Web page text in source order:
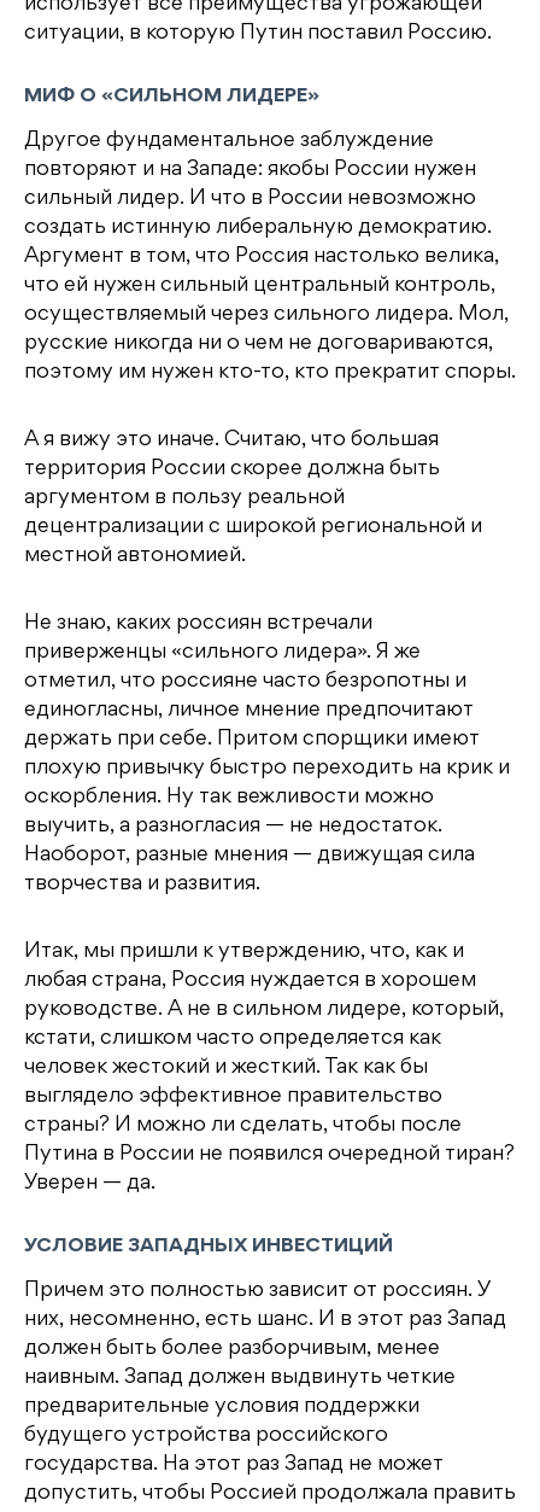
использует все преимущества угрожающей
ситуации, в которую Путин поставил Россию.
МИФ О «СИЛЬНОМ ЛИДЕРЕ»
Другое фундаментальное заблуждение
повторяют и на Западе: якобы России нужен
сильный лидер. И что в России невозможно
создать истинную либеральную демократию.
Аргумент в том, что Россия настолько велика,
что ей нужен сильный центральный контроль,
осуществляемый через сильного лидера. Мол,
русские никогда ни о чем не договариваются,
поэтому им нужен кто-то, кто прекратит споры.
А я вижу это иначе. Считаю, что большая
территория России скорее должна быть
аргументом в пользу реальной
децентрализации с широкой региональной и
местной автономией.
Не знаю, каких россиян встречали
приверженцы «сильного лидера». Я же
отметил, что россияне часто безропотны и
единогласны, личное мнение предпочитают
держать при себе. Притом спорщики имеют
плохую привычку быстро переходить на крик и
оскорбления. Ну так вежливости можно
выучить, а разногласия — не недостаток.
Наоборот, разные мнения — движущая сила
творчества и развития.
Итак, мы пришли к утверждению, что, как и
любая страна, Россия нуждается в хорошем
руководстве. А не в сильном лидере, который,
кстати, слишком часто определяется как
человек жестокий и жесткий. Так как бы
выглядело эффективное правительство
страны? И можно ли сделать, чтобы после
Путина в России не появился очередной тиран?
Уверен — да.
УСЛОВИЕ ЗАПАДНЫХ ИНВЕСТИЦИЙ
Причем это полностью зависит от россиян. У
них, несомненно, есть шанс. И в этот раз Запад
должен быть более разборчивым, менее
наивным. Запад должен выдвинуть четкие
предварительные условия поддержки
будущего устройства российского
государства. На этот раз Запад не может
допустить, чтобы Россией продолжала править